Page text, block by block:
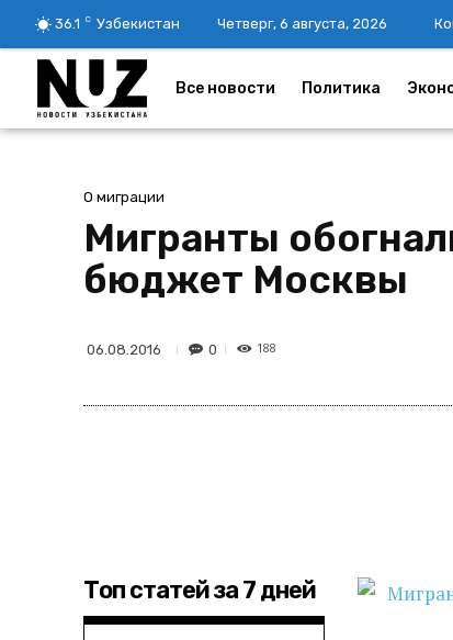
36.1 C Узбекистан Четверг, 6 августа, 2026
Все новости Политика
О миграции
Мигранты
бюджет Москвы
06.08.2016 0 188
Топ статей за 7 дней